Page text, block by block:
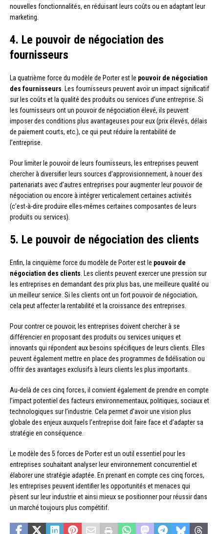
nouvelles fonctionnalités, en réduisant leurs coûts ou en adaptant leur
marketing.
4. Le pouvoir de négociation des
fournisseurs
La quatrième force du modèle de Porter est le pouvoir de négociation
des fournisseurs . Les fournisseurs peuvent avoir un impact significatif
sur les coûts et la qualité des produits ou services d’une entreprise. Si
les fournisseurs ont un pouvoir de négociation élevé, ils peuvent
imposer des conditions plus avantageuses pour eux (prix élevés, délais
de paiement courts, etc.), ce qui peut réduire la rentabilité de
l’entreprise.
Pour limiter le pouvoir de leurs fournisseurs, les entreprises peuvent
chercher à diversifier leurs sources d’approvisionnement, à nouer des
partenariats avec d’autres entreprises pour augmenter leur pouvoir de
négociation ou encore à intégrer verticalement certaines activités
(c’est-à-dire produire elles-mêmes certaines composantes de leurs
produits ou services).
5. Le pouvoir de négociation des clients
Enfin, la cinquième force du modèle de Porter est le pouvoir de
négociation des clients . Les clients peuvent exercer une pression sur
les entreprises en demandant des prix plus bas, une meilleure qualité ou
un meilleur service. Si les clients ont un fort pouvoir de négociation,
cela peut affecter la rentabilité et la croissance des entreprises.
Pour contrer ce pouvoir, les entreprises doivent chercher à se
différencier en proposant des produits ou services uniques et
innovants qui répondent aux besoins spécifiques de leurs clients. Elles
peuvent également mettre en place des programmes de fidélisation ou
offrir des avantages exclusifs à leurs clients les plus importants.
Au-delà de ces cinq forces, il convient également de prendre en compte
l’impact potentiel des facteurs environnementaux, politiques, sociaux et
technologiques sur l’industrie. Cela permet d’avoir une vision plus
globale des enjeux auxquels l’entreprise doit faire face et d’adapter sa
stratégie en conséquence.
Le modèle des 5 forces de Porter est un outil essentiel pour les
entreprises souhaitant analyser leur environnement concurrentiel et
élaborer une stratégie adaptée. En prenant en compte ces cinq forces,
les entreprises peuvent identifier les opportunités et menaces qui
pèsent sur leur industrie et ainsi mieux se positionner pour réussir dans
un marché toujours plus compétitif.